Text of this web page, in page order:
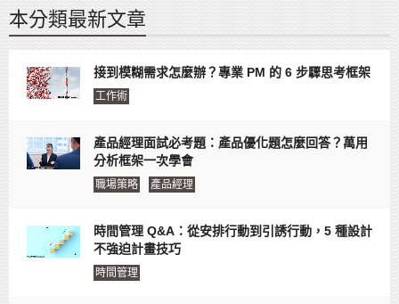
本分類最新文章
接到模糊需求怎麼辦？專業 PM 的 6 步驟思考框架
工作術
產品經理面試必考題：產品優化題怎麼回答？萬用
分析框架一次學會
職場策略 產品經理
時間管理 Q&A：從安排行動到引誘行動，5 種設計
不強迫計畫技巧
時間管理